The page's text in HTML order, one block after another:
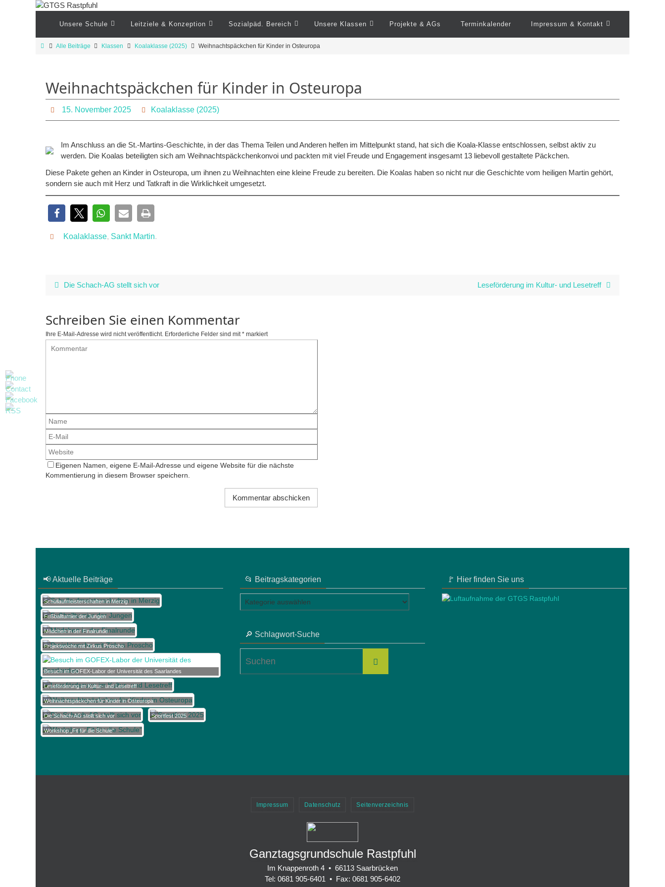
springen
Unsere Schule Leitziele & Konzeption Sozialpäd. Bereich Unsere Klassen Projekte & AGs Terminkalender Impressum & Kontakt
StartAlle Beiträge Klassen Koalaklasse (2025) Weihnachtspäckchen für Kinder in Osteuropa
Weihnachtspäckchen für Kinder in Osteuropa
15. November 2025 Koalaklasse (2025)
Im Anschluss an die St.-Martins-Geschichte, in der das Thema Teilen und Anderen helfen im Mittelpunkt stand, hat sich die Koala-Klasse entschlossen, selbst aktiv zu
werden. Die Koalas beteiligten sich am Weihnachtspäckchenkonvoi und packten mit viel Freude und Engagement insgesamt 13 liebevoll gestaltete Päckchen.
Diese Pakete gehen an Kinder in Osteuropa, um ihnen zu Weihnachten eine kleine Freude zu bereiten. Die Koalas haben so nicht nur die Geschichte vom heiligen Martin gehört,
sondern sie auch mit Herz und Tatkraft in die Wirklichkeit umgesetzt.
17
Koalaklasse, Sankt Martin.
Die Schach-AG stellt sich vor Leseförderung im Kultur- und Lesetreff
Schreiben Sie einen Kommentar
Ihre E-Mail-Adresse wird nicht veröffentlicht. Erforderliche Felder sind mit* markiert
Eigenen Namen, eigene E-Mail-Adresse und eigene Website für die nächste
Kommentierung in diesem Browser speichern.
📢 Aktuelle Beiträge
Schullaufmeisterschaften in Merzig
Fußballturnier der Jungen
Mädchen in der Finalrunde
Projektwoche mit Zirkus Proscho
Besuch im GOFEX-Labor der Universität des Saarlandes
Leseförderung im Kultur- und Lesetreff
Weihnachtspäckchen für Kinder in Osteuropa
Die Schach-AG stellt sich vor Sportfest 2025
Workshop „Fit für die Schule“
📂 Beitragskategorien
📂
Beitragskategorien
🔎 Schlagwort-Suche
Suchen
🚩 Hier finden Sie uns
Impressum Datenschutz Seitenverzeichnis
Ganztagsgrundschule Rastpfuhl
Im Knappenroth 4 • 66113 Saarbrücken
Tel: 0681 905-6401 • Fax: 0681 905-6402